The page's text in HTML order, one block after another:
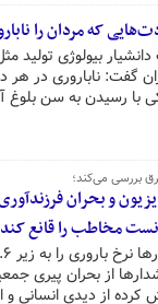
که مردان را
بیولوژی تولید
گفت: ناباروری در
با رسیدن به سن بلوغ
بررسی می‌کند؛
و بحران
مخاطب را قانع
از بحران پیری
کرده از دیدی